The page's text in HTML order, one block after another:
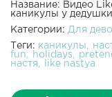
Название: Видео
каникулы у дедушки
Категории: Для
Теги: каникулы
fun
holidays
настя
like nastya